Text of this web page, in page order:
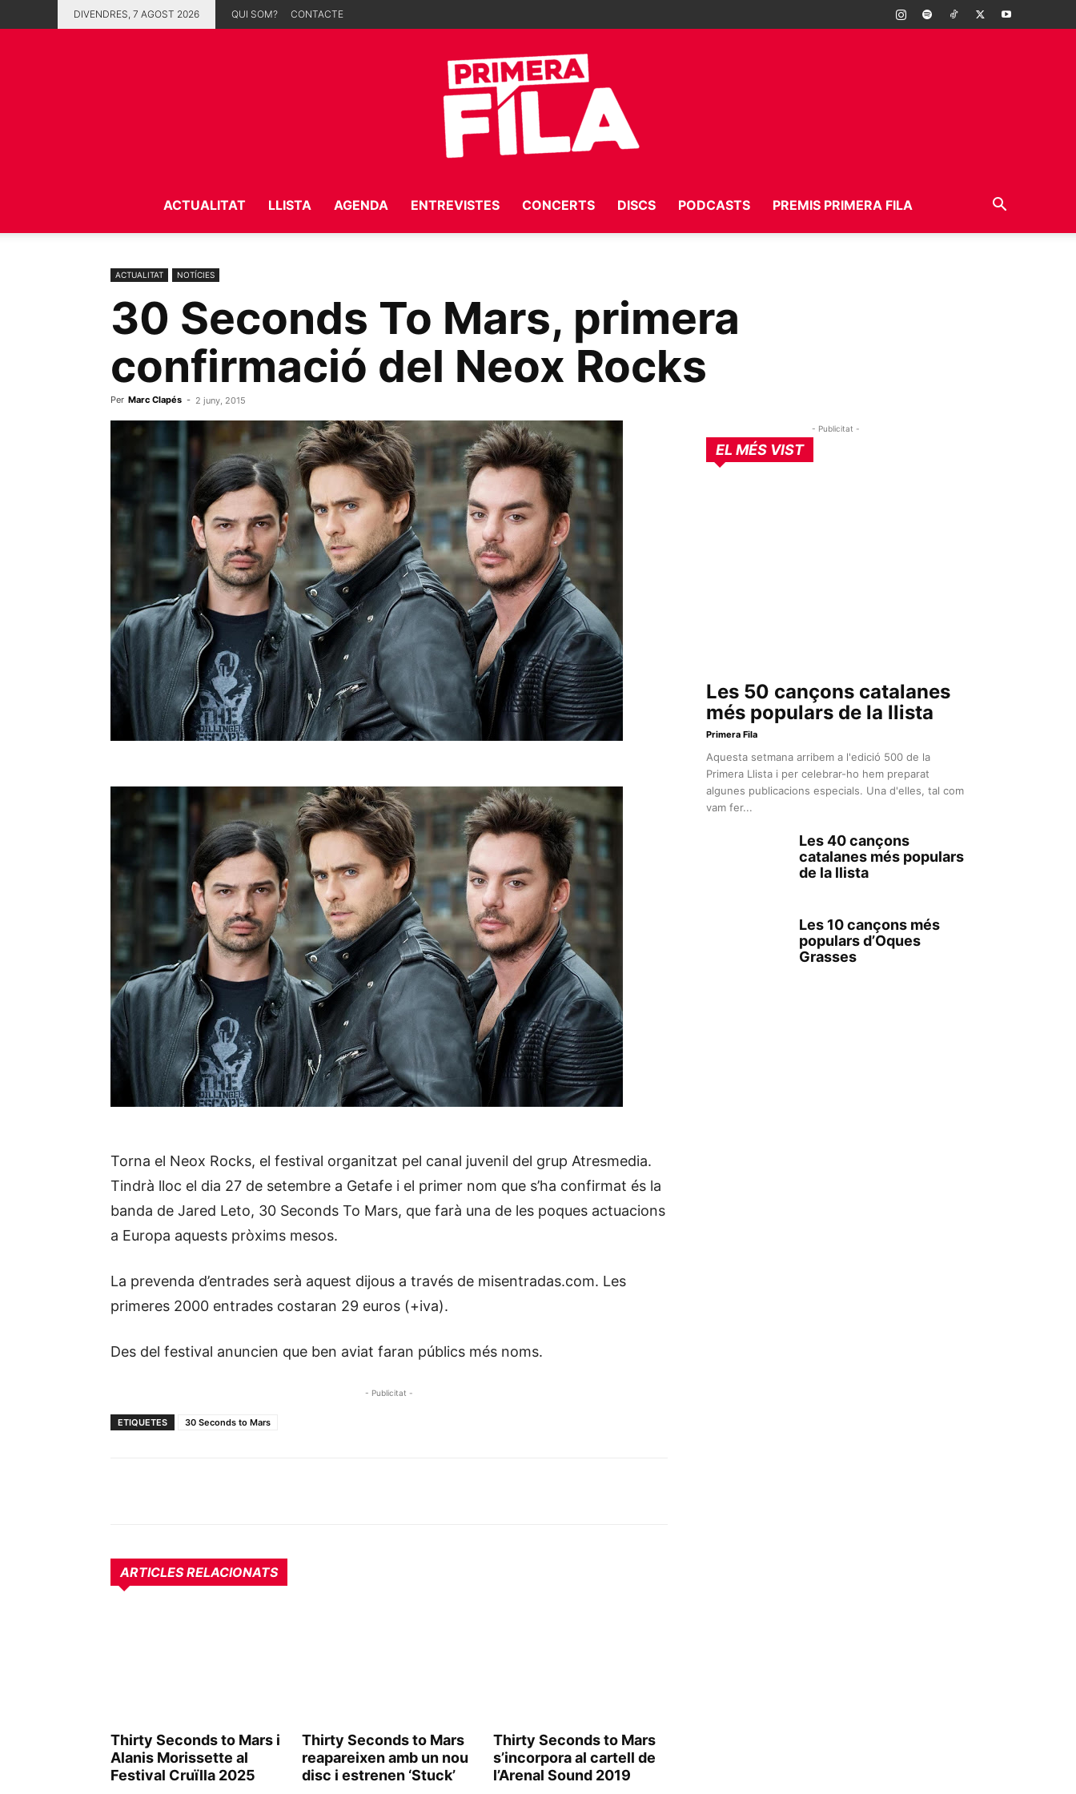
DIVENDRES, 7 AGOST 2026 QUI SOM? CONTACTE
Fila
ACTUALITAT LLISTA AGENDA ENTREVISTES CONCERTS DISCS PODCASTS PREMIS PRIMERA FILA
ACTUALITAT NOTÍCIES
30 Seconds To Mars, primera
confirmació del Neox Rocks
Per Marc Clapés - 2 juny, 2015
Torna el Neox Rocks, el festival organitzat pel canal juvenil del grup Atresmedia.
Tindrà lloc el dia 27 de setembre a Getafe i el primer nom que s’ha confirmat és la
banda de Jared Leto, 30 Seconds To Mars, que farà una de les poques actuacions
a Europa aquests pròxims mesos.
La prevenda d’entrades serà aquest dijous a través de misentradas.com. Les
primeres 2000 entrades costaran 29 euros (+iva).
Des del festival anuncien que ben aviat faran públics més noms.
- Publicitat -
ETIQUETES 30 Seconds to Mars
ARTICLES RELACIONATS
Thirty Seconds to Mars i
Alanis Morissette al
Festival Cruïlla 2025
Thirty Seconds to Mars
reapareixen amb un nou
disc i estrenen ‘Stuck’
Thirty Seconds to Mars
s’incorpora al cartell de
l’Arenal Sound 2019
- Publicitat -
EL MÉS VIST
Les 50 cançons catalanes
més populars de la llista
Primera Fila
Aquesta setmana arribem a l'edició 500 de la
Primera Llista i per celebrar-ho hem preparat
algunes publicacions especials. Una d'elles, tal com
vam fer...
Les 40 cançons
catalanes més populars
de la llista
Les 10 cançons més
populars d’Oques
Grasses